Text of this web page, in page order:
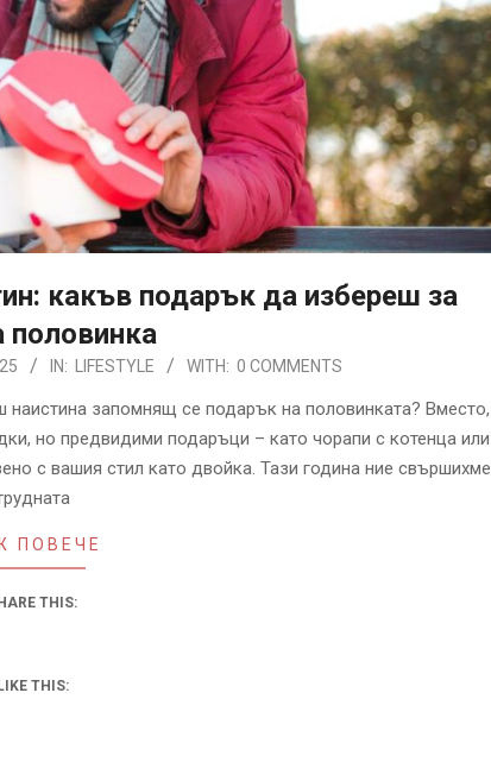
какъв подарък да избереш за
половинка
IN: LIFESTYLE WITH: 0 COMMENTS
запомнящ се подарък на половинката? Вместо,
но предвидими подаръци – като чорапи с котенца или
с вашия стил като двойка. Тази година ние свършихме
ПОВЕЧЕ
THIS:
LIKE THIS: